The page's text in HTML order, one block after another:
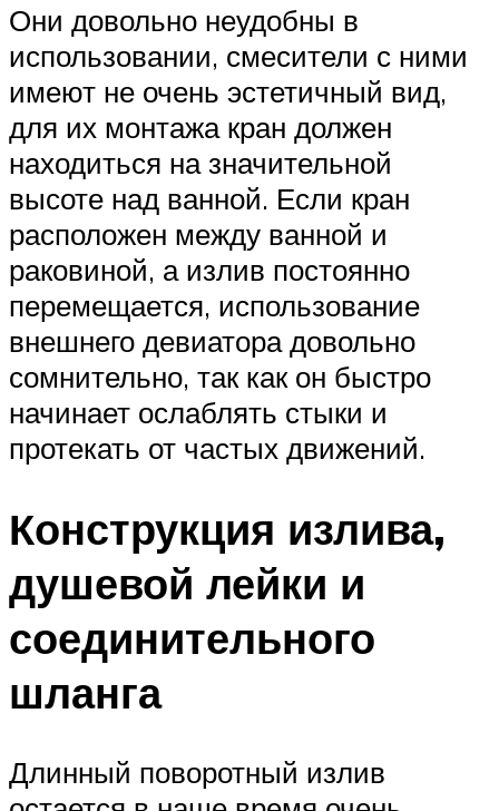
Они довольно неудобны в
использовании, смесители с ними
имеют не очень эстетичный вид,
для их монтажа кран должен
находиться на значительной
высоте над ванной. Если кран
расположен между ванной и
раковиной, а излив постоянно
перемещается, использование
внешнего девиатора довольно
сомнительно, так как он быстро
начинает ослаблять стыки и
протекать от частых движений.
Конструкция излива,
душевой лейки и
соединительного
шланга
Длинный поворотный излив